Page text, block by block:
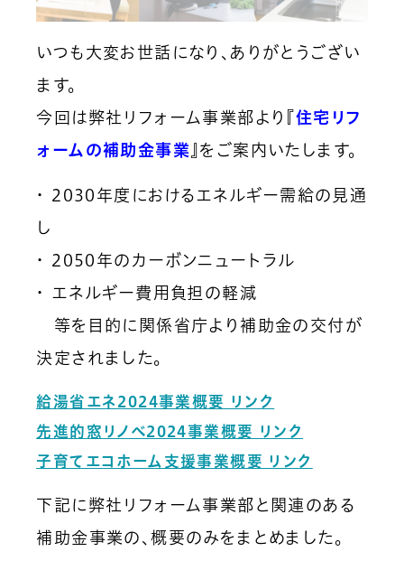
いつも大変お世話になり、ありがとうござい
ます。
今回は弊社リフォーム事業部より『 住宅リフ
ォームの補助金事業
』をご案内いたします。
・ 2030年度におけるエネルギー需給の見通
し
・ 2050年のカーボンニュートラル
・ エネルギー費用負担の軽減
等を目的に関係省庁より補助金の交付が
決定されました。
給湯省エネ2024事業概要 リンク
先進的窓リノベ2024事業概要 リンク
子育てエコホーム支援事業概要 リンク
下記に弊社リフォーム事業部と関連のある
補助金事業の、概要のみをまとめました。